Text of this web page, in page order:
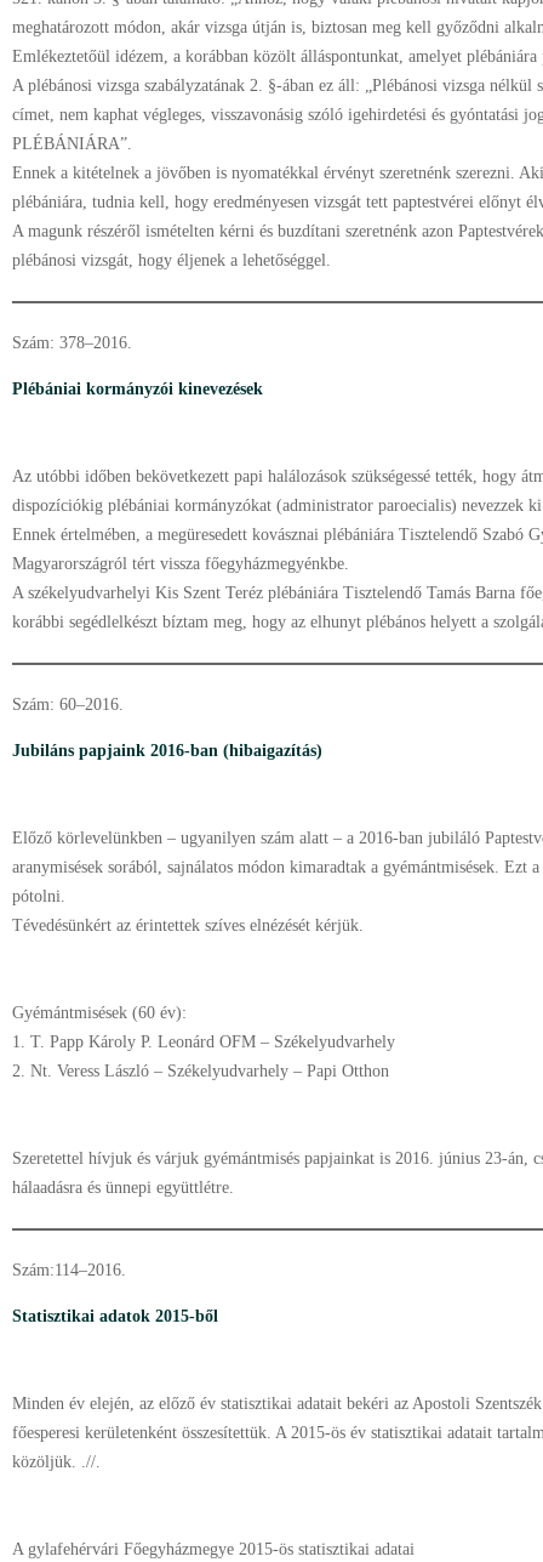
meghatározott módon, akár vizsga útján is, biztosan meg kell győződni
Emlékeztetőül idézem, a korábban közölt álláspontunkat, amelyet
A plébánosi vizsga szabályzatának 2. §-ában ez áll: „Plébánosi vizsga nélkül
címet, nem kaphat végleges, visszavonásig szóló igehirdetési és gyóntatási
PLÉBÁNIÁRA”.
Ennek a kitételnek a jövőben is nyomatékkal érvényt szeretnénk szerezni.
plébániára, tudnia kell, hogy eredményesen vizsgát tett paptestvérei előnyt
A magunk részéről ismételten kérni és buzdítani szeretnénk azon
plébánosi vizsgát, hogy éljenek a lehetőséggel.
Szám: 378–2016.
Plébániai kormányzói kinevezések
Az utóbbi időben bekövetkezett papi halálozások szükségessé tették, hogy
dispozíciókig plébániai kormányzókat (administrator paroecialis) nevezzek
Ennek értelmében, a megüresedett kovásznai plébániára Tisztelendő Szabó
Magyarországról tért vissza főegyházmegyénkbe.
A székelyudvarhelyi Kis Szent Teréz plébániára Tisztelendő Tamás Barna
korábbi segédlelkészt bíztam meg, hogy az elhunyt plébános helyett a
Szám: 60–2016.
Jubiláns papjaink 2016-ban (hibaigazítás)
Előző körlevelünkben – ugyanilyen szám alatt – a 2016-ban jubiláló
aranymisések sorából, sajnálatos módon kimaradtak a gyémántmisések. Ezt
pótolni.
Tévedésünkért az érintettek szíves elnézését kérjük.
Gyémántmisések (60 év):
1. T. Papp Károly P. Leonárd OFM – Székelyudvarhely
2. Nt. Veress László – Székelyudvarhely – Papi Otthon
Szeretettel hívjuk és várjuk gyémántmisés papjainkat is 2016. június 23-án,
hálaadásra és ünnepi együttlétre.
Szám:114–2016.
Statisztikai adatok 2015-ből
Minden év elején, az előző év statisztikai adatait bekéri az Apostoli
főesperesi kerületenként összesítettük. A 2015-ös év statisztikai adatait
közöljük. .//.
A gylafehérvári Főegyházmegye 2015-ös statisztikai adatai